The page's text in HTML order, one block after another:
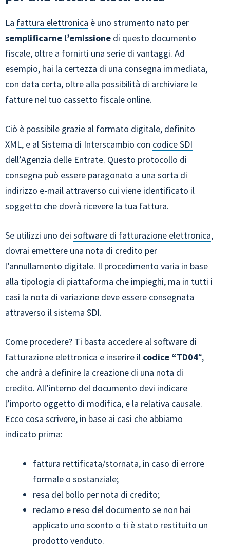
La fattura elettronica è uno strumento nato per
semplificarne l’emissione di questo documento
fiscale, oltre a fornirti una serie di vantaggi. Ad
esempio, hai la certezza di una consegna immediata,
con data certa, oltre alla possibilità di archiviare le
fatture nel tuo cassetto fiscale online.
Ciò è possibile grazie al formato digitale, definito
XML, e al Sistema di Interscambio con codice SDI
dell’Agenzia delle Entrate. Questo protocollo di
consegna può essere paragonato a una sorta di
indirizzo e-mail attraverso cui viene identificato il
soggetto che dovrà ricevere la tua fattura.
Se utilizzi uno dei software di fatturazione elettronica,
dovrai emettere una nota di credito per
l’annullamento digitale. Il procedimento varia in base
alla tipologia di piattaforma che impieghi, ma in tutti i
casi la nota di variazione deve essere consegnata
attraverso il sistema SDI.
Come procedere? Ti basta accedere al software di
fatturazione elettronica e inserire il codice “TD04“,
che andrà a definire la creazione di una nota di
credito. All’interno del documento devi indicare
l’importo oggetto di modifica, e la relativa causale.
Ecco cosa scrivere, in base ai casi che abbiamo
indicato prima:
fattura rettificata/stornata, in caso di errore
formale o sostanziale;
resa del bollo per nota di credito;
reclamo e reso del documento se non hai
applicato uno sconto o ti è stato restituito un
prodotto venduto.